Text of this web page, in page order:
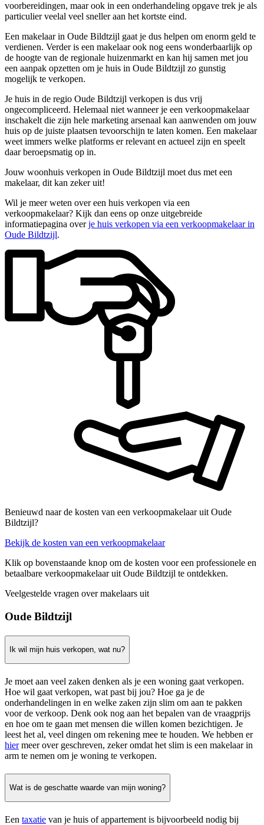
voorbereidingen, maar ook in een onderhandeling opgave trek je als
particulier veelal veel sneller aan het kortste eind.
Een makelaar in Oude Bildtzijl gaat je dus helpen om enorm geld te
verdienen. Verder is een makelaar ook nog eens wonderbaarlijk op
de hoogte van de regionale huizenmarkt en kan hij samen met jou
een aanpak opzetten om je huis in Oude Bildtzijl zo gunstig
mogelijk te verkopen.
Je huis in de regio Oude Bildtzijl verkopen is dus vrij
ongecompliceerd. Helemaal niet wanneer je een verkoopmakelaar
inschakelt die zijn hele marketing arsenaal kan aanwenden om jouw
huis op de juiste plaatsen tevoorschijn te laten komen. Een makelaar
weet immers welke platforms er relevant en actueel zijn en speelt
daar beroepsmatig op in.
Jouw woonhuis verkopen in Oude Bildtzijl moet dus met een
makelaar, dit kan zeker uit!
Wil je meer weten over een huis verkopen via een
verkoopmakelaar? Kijk dan eens op onze uitgebreide
informatiepagina overje huis verkopen via een verkoopmakelaar in
Oude Bildtzijl.
Benieuwd naar de kosten van een verkoopmakelaar uit Oude
Bildtzijl?
Bekijk de kosten van een verkoopmakelaar
Klik op bovenstaande knop om de kosten voor een professionele en
betaalbare verkoopmakelaar uit Oude Bildtzijl te ontdekken.
Veelgestelde vragen over makelaars uit
Oude Bildtzijl
Ik wil mijn huis verkopen, wat nu?
Je moet aan veel zaken denken als je een woning gaat verkopen.
Hoe wil gaat verkopen, wat past bij jou? Hoe ga je de
onderhandelingen in en welke zaken zijn slim om aan te pakken
voor de verkoop. Denk ook nog aan het bepalen van de vraagprijs
en hoe om te gaan met mensen die willen komen bezichtigen. Je
leest het al, veel dingen om rekening mee te houden. We hebben er
hiermeer over geschreven, zeker omdat het slim is een makelaar in
arm te nemen om je woning te verkopen.
Wat is de geschatte waarde van mijn woning?
Een taxatie van je huis of appartement is bijvoorbeeld nodig bij